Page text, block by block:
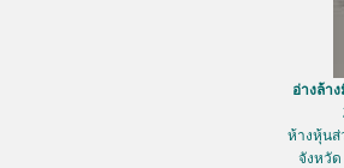
อ่างล้า
ห้างหุ้นส่
จังหวั